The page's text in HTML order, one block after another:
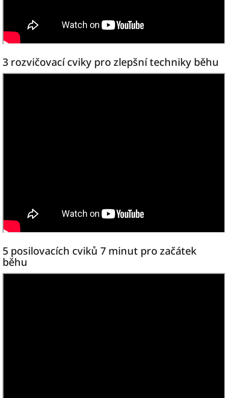
3 rozvičovací cviky pro zlepšní techniky běhu
5 posilovacích cviků 7 minut pro začátek
běhu